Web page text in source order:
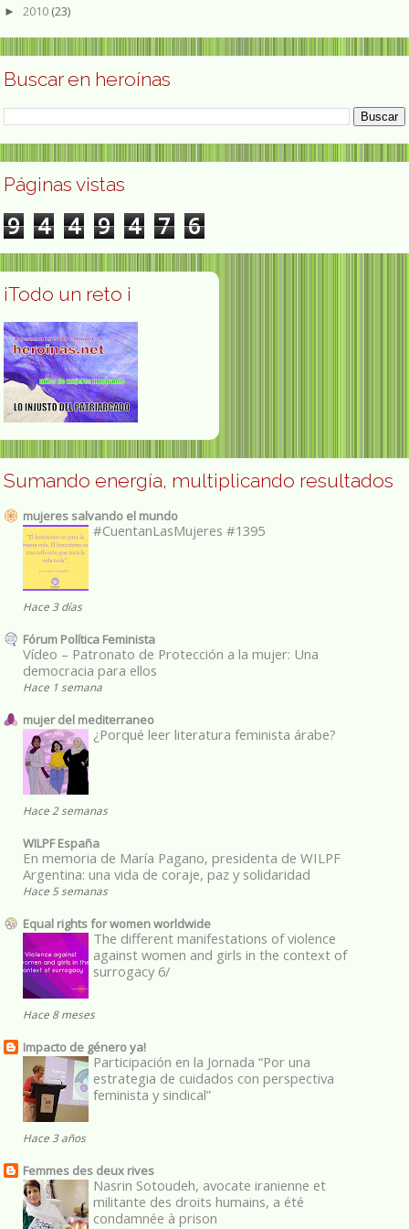
► 2010 (23)
Buscar en heroínas
Páginas vistas
9 4 4 9 4 7 6
¡Todo un reto ¡
Sumando energía, multiplicando resultados
mujeres salvando el mundo
#CuentanLasMujeres #1395
Hace 3 días
Fórum Política Feminista
Vídeo – Patronato de Protección a la mujer: Una
democracia para ellos
Hace 1 semana
mujer del mediterraneo
¿Porqué leer literatura feminista árabe?
Hace 2 semanas
WILPF España
En memoria de María Pagano, presidenta de WILPF
Argentina: una vida de coraje, paz y solidaridad
Hace 5 semanas
Equal rights for women worldwide
The different manifestations of violence
against women and girls in the context of
surrogacy 6/
Hace 8 meses
Impacto de género ya!
Participación en la Jornada “Por una
estrategia de cuidados con perspectiva
feminista y sindical”
Hace 3 años
Femmes des deux rives
Nasrin Sotoudeh, avocate iranienne et
militante des droits humains, a été
condamnée à prison